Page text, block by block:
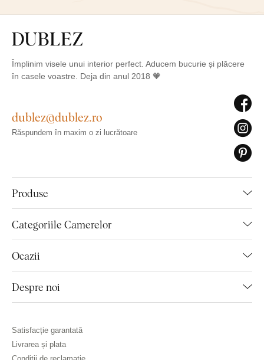
Împlinim visele unui interior perfect. Aducem bucurie și plăcere
în casele voastre. Deja din anul 2018 🧡
Produse
Categoriile Camerelor
Ocazii
Despre noi
dublez@dublez.ro
Răspundem în maxim o zi lucrătoare
Satisfacție garantată
Livrarea și plata